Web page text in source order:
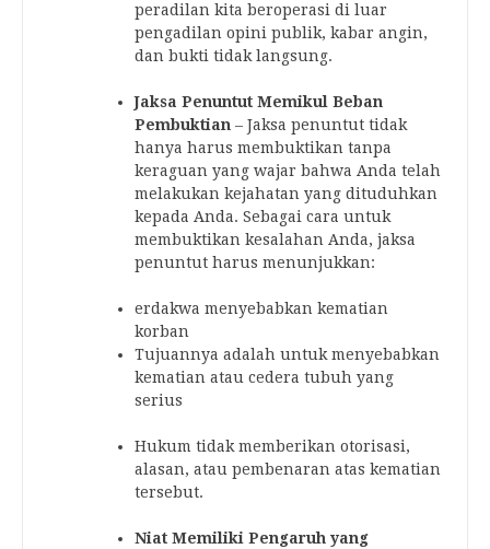
peradilan kita beroperasi di luar
pengadilan opini publik, kabar angin,
dan bukti tidak langsung.
Jaksa Penuntut Memikul Beban
Pembuktian – Jaksa penuntut tidak
hanya harus membuktikan tanpa
keraguan yang wajar bahwa Anda telah
melakukan kejahatan yang dituduhkan
kepada Anda. Sebagai cara untuk
membuktikan kesalahan Anda, jaksa
penuntut harus menunjukkan:
erdakwa menyebabkan kematian
korban
Tujuannya adalah untuk menyebabkan
kematian atau cedera tubuh yang
serius
Hukum tidak memberikan otorisasi,
alasan, atau pembenaran atas kematian
tersebut.
Niat Memiliki Pengaruh yang